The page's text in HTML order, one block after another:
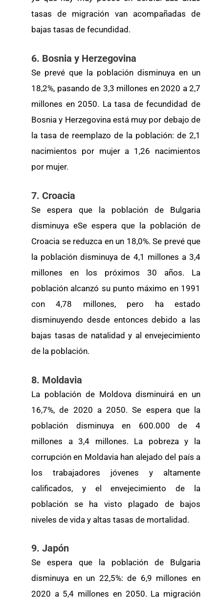
tasas de migración van acompañadas de
bajas tasas de fecundidad.
6. Bosnia y Herzegovina
Se prevé que la población disminuya en un
18,2%, pasando de 3,3 millones en 2020 a 2,7
millones en 2050. La tasa de fecundidad de
Bosnia y Herzegovina está muy por debajo de
la tasa de reemplazo de la población: de 2,1
nacimientos por mujer a 1,26 nacimientos
por mujer.
7. Croacia
Se espera que la población de Bulgaria
disminuya eSe espera que la población de
Croacia se reduzca en un 18,0%. Se prevé que
la población disminuya de 4,1 millones a 3,4
millones en los próximos 30 años. La
población alcanzó su punto máximo en 1991
con 4,78 millones, pero ha estado
disminuyendo desde entonces debido a las
bajas tasas de natalidad y al envejecimiento
de la población.
8. Moldavia
La población de Moldova disminuirá en un
16,7%, de 2020 a 2050. Se espera que la
población disminuya en 600.000 de 4
millones a 3,4 millones. La pobreza y la
corrupción en Moldavia han alejado del país a
los trabajadores jóvenes y altamente
calificados, y el envejecimiento de la
población se ha visto plagado de bajos
niveles de vida y altas tasas de mortalidad.
9. Japón
Se espera que la población de Bulgaria
disminuya en un 22,5%: de 6,9 millones en
2020 a 5,4 millones en 2050. La migración